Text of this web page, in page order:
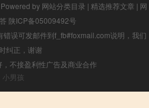
Powered by 网站分类目录 | 精选推荐文章 | 网
陕ICP备05009492号
误可发邮件到f_fb#foxmail.com说明，我们
纠正，谢谢
不接盈利性广告及商业合作
小男孩